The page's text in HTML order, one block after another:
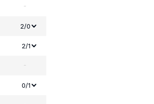
-
2/0
2/1
-
0/1